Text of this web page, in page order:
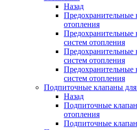
Назад
Предохранительные
отопления
Предохранительные
систем отопления
Предохранительные
систем отопления
Предохранительные
систем отопления
Подпиточные клапаны для
Назад
Подпиточные
отопления
Подпиточные